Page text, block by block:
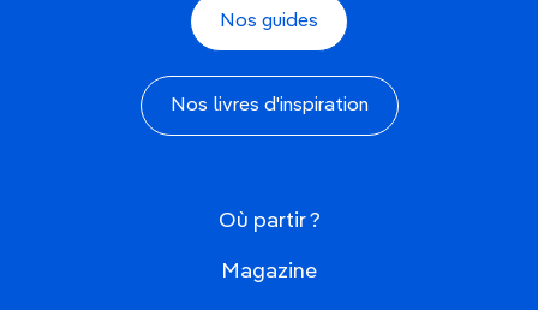
Nos guides
Nos livres d'inspiration
Où partir ?
Magazine